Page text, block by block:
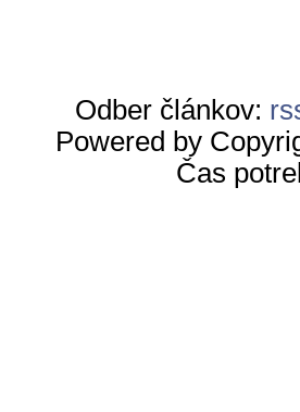
Odber článkov:
Powered by
Čas